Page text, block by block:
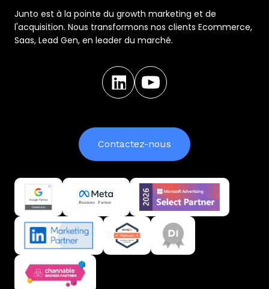
Junto est à la pointe du growth marketing et de
l'acquisition. Nous transformons nos clients Ecommerce,
Saas, Lead Gen, en leader du marché.
Contactez-nous